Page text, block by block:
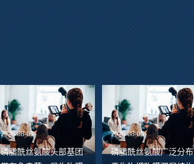
2026-08-05
磷脂酰丝氨酸头部基团
2026-08-05
磷脂酰丝氨酸广泛分布